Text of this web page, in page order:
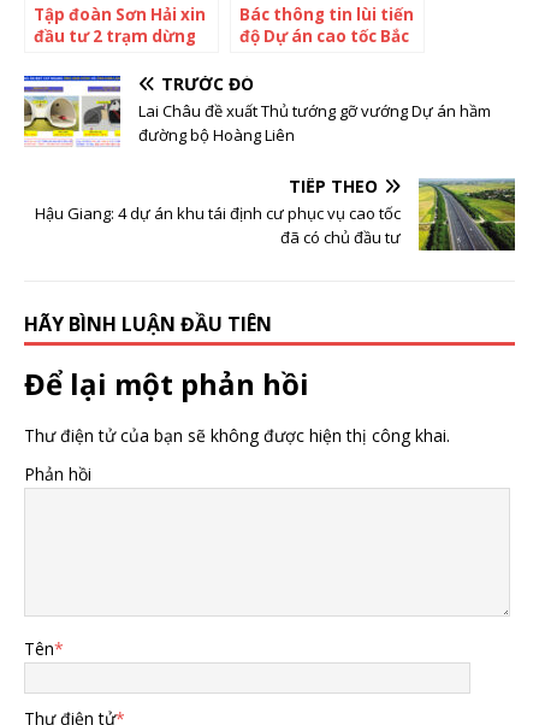
Tập đoàn Sơn Hải xin
đầu tư 2 trạm dừng
Trang – Cam Lâm
Bác thông tin lùi tiến
độ Dự án cao tốc Bắc
– Phan Thiết
TRƯỚC ĐÓ
Lai Châu đề xuất Thủ tướng gỡ vướng Dự án hầm
đường bộ Hoàng Liên
TIẾP THEO
Hậu Giang: 4 dự án khu tái định cư phục vụ cao tốc
đã có chủ đầu tư
HÃY BÌNH LUẬN ĐẦU TIÊN
Để lại một phản hồi
Thư điện tử của bạn sẽ không được hiện thị công khai.
Phản hồi
Tên*
Thư điện tử*